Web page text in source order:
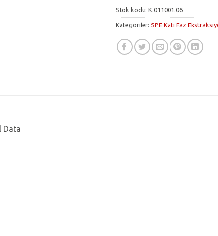
Stok kodu: K.011001.06
Kategoriler: SPE Katı Faz
Data